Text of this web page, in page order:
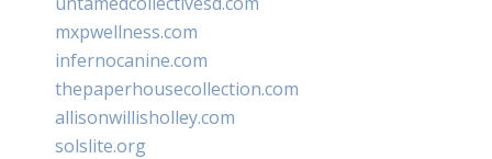
mxpwellness.com
infernocanine.com
thepaperhousecollection.com
allisonwillisholley.com
solslite.org